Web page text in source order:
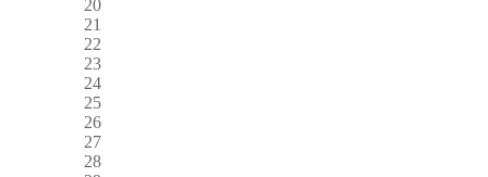
20
21
22
23
24
25
26
27
28